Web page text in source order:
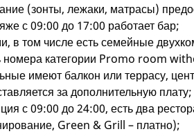
(зонты, лежаки, матрасы)
с 09:00 до 17:00 работает бар;
в том числе есть семейные
номера категории Promo room
имеют балкон или террасу,
за дополнительную плату;
с 09:00 до 24:00, есть два
Green & Grill – платно);